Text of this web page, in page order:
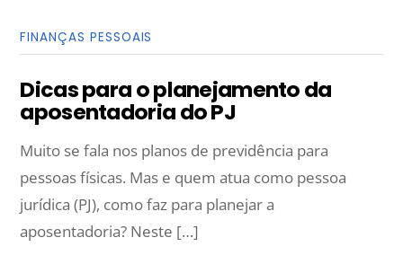
FINANÇAS PESSOAIS
Dicas para o planejamento da
aposentadoria do PJ
Muito se fala nos planos de previdência para
pessoas físicas. Mas e quem atua como pessoa
jurídica (PJ), como faz para planejar a
aposentadoria? Neste […]